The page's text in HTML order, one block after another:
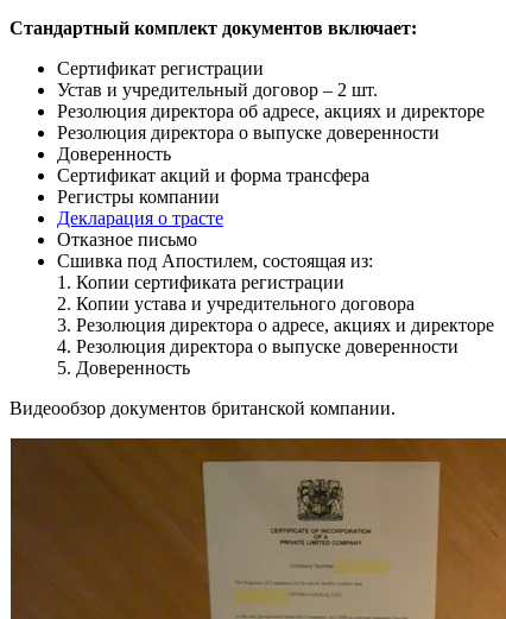
Стандартный комплект документов включает:
Сертификат регистрации
Устав и учредительный договор – 2 шт.
Резолюция директора об адресе, акциях и директоре
Резолюция директора о выпуске доверенности
Доверенность
Сертификат акций и форма трансфера
Регистры компании
Декларация о трасте
Отказное письмо
Сшивка под Апостилем, состоящая из:
1. Копии сертификата регистрации
2. Копии устава и учредительного договора
3. Резолюция директора о адресе, акциях и директоре
4. Резолюция директора о выпуске доверенности
5. Доверенность
Видеообзор документов британской компании.